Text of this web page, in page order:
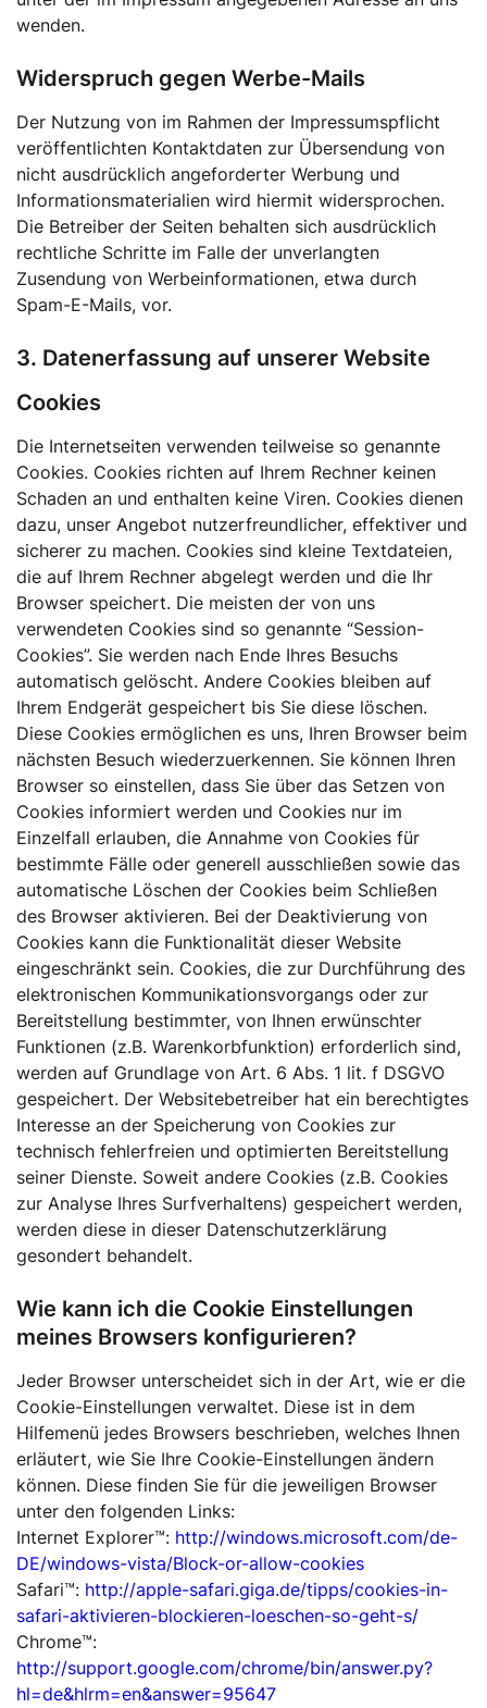
wenden.
Widerspruch gegen Werbe-Mails
Der Nutzung von im Rahmen der Impressumspflicht
veröffentlichten Kontaktdaten zur Übersendung von
nicht ausdrücklich angeforderter Werbung und
Informationsmaterialien wird hiermit widersprochen.
Die Betreiber der Seiten behalten sich ausdrücklich
rechtliche Schritte im Falle der unverlangten
Zusendung von Werbeinformationen, etwa durch
Spam-E-Mails, vor.
3. Datenerfassung auf unserer Website
Cookies
Die Internetseiten verwenden teilweise so genannte
Cookies. Cookies richten auf Ihrem Rechner keinen
Schaden an und enthalten keine Viren. Cookies dienen
dazu, unser Angebot nutzerfreundlicher, effektiver und
sicherer zu machen. Cookies sind kleine Textdateien,
die auf Ihrem Rechner abgelegt werden und die Ihr
Browser speichert. Die meisten der von uns
verwendeten Cookies sind so genannte “Session-
Cookies”. Sie werden nach Ende Ihres Besuchs
automatisch gelöscht. Andere Cookies bleiben auf
Ihrem Endgerät gespeichert bis Sie diese löschen.
Diese Cookies ermöglichen es uns, Ihren Browser beim
nächsten Besuch wiederzuerkennen. Sie können Ihren
Browser so einstellen, dass Sie über das Setzen von
Cookies informiert werden und Cookies nur im
Einzelfall erlauben, die Annahme von Cookies für
bestimmte Fälle oder generell ausschließen sowie das
automatische Löschen der Cookies beim Schließen
des Browser aktivieren. Bei der Deaktivierung von
Cookies kann die Funktionalität dieser Website
eingeschränkt sein. Cookies, die zur Durchführung des
elektronischen Kommunikationsvorgangs oder zur
Bereitstellung bestimmter, von Ihnen erwünschter
Funktionen (z.B. Warenkorbfunktion) erforderlich sind,
werden auf Grundlage von Art. 6 Abs. 1 lit. f DSGVO
gespeichert. Der Websitebetreiber hat ein berechtigtes
Interesse an der Speicherung von Cookies zur
technisch fehlerfreien und optimierten Bereitstellung
seiner Dienste. Soweit andere Cookies (z.B. Cookies
zur Analyse Ihres Surfverhaltens) gespeichert werden,
werden diese in dieser Datenschutzerklärung
gesondert behandelt.
Wie kann ich die Cookie Einstellungen
meines Browsers konfigurieren?
Jeder Browser unterscheidet sich in der Art, wie er die
Cookie-Einstellungen verwaltet. Diese ist in dem
Hilfemenü jedes Browsers beschrieben, welches Ihnen
erläutert, wie Sie Ihre Cookie-Einstellungen ändern
können. Diese finden Sie für die jeweiligen Browser
unter den folgenden Links:
Internet Explorer™: http://windows.microsoft.com/de-
DE/windows-vista/Block-or-allow-cookies
Safari™: http://apple-safari.giga.de/tipps/cookies-in-
safari-aktivieren-blockieren-loeschen-so-geht-s/
Chrome™:
http://support.google.com/chrome/bin/answer.py?
hl=de&hlrm=en&answer=95647